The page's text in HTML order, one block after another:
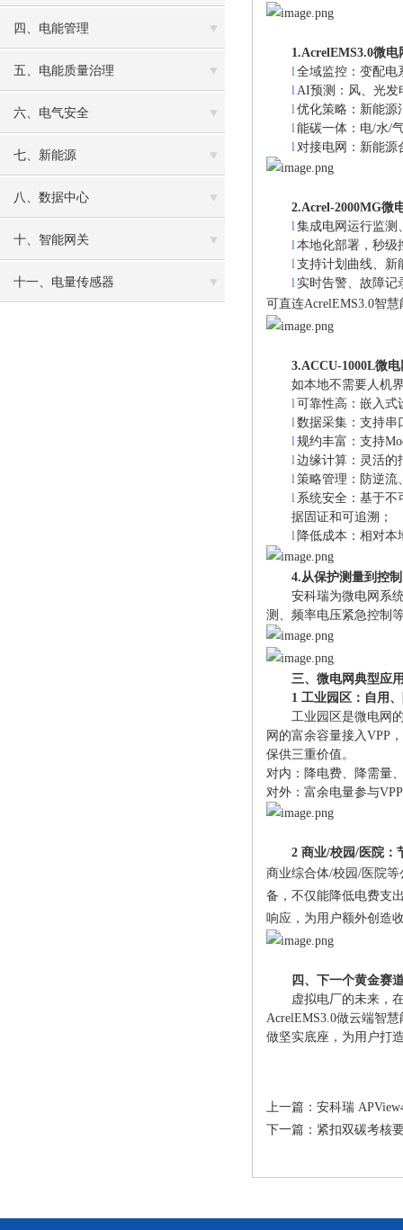
四、电能管理
五、电能质量治理
六、电气安全
七、新能源
八、数据中心
十、智能网关
十一、电量传感器
1.AcrelEMS3.0微
l全域监控：变配电
lAI预测：风、光发
l优化策略：新能源
l能碳一体：电/水/
l对接电网：新能源
2.Acrel-2000MG微
l集成电网运行监测
l本地化部署，秒级
l支持计划曲线、新
l 实时告警、故障记
可直连AcrelEMS3.0智
3.ACCU-1000L微
如本地不需要人机
l可靠性高：嵌入式
l数据采集：支持串
l规约丰富：支持
l边缘计算：灵活的
l策略管理：防逆流
l 系统安全：基于不
据固证和可追溯；
l 降低成本：相对
4.从保护测量到控
安科瑞为微电网系
测、频率电压紧急控制
三、微电网典型应
1 工业园区：自用
工业园区是微电网
网的富余容量接入VPP
保供三重价值。
对内：降电费、降需量
对外：富余电量参与
2 商业/校园/医院：
商业综合体/校园/医院等
备，不仅能降低电费支
响应，为用户额外创造
四、下一个黄金赛
虚拟电厂的未来，
AcrelEMS3.0做云端智
做坚实底座，为用户打
上一篇： 安科瑞
下一篇： 紧扣双碳考核